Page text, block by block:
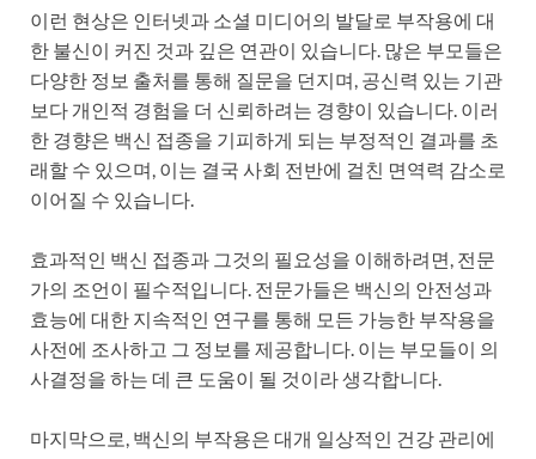
이런 현상은 인터넷과 소셜 미디어의 발달로 부작용에 대
한 불신이 커진 것과 깊은 연관이 있습니다. 많은 부모들은
다양한 정보 출처를 통해 질문을 던지며, 공신력 있는 기관
보다 개인적 경험을 더 신뢰하려는 경향이 있습니다. 이러
한 경향은 백신 접종을 기피하게 되는 부정적인 결과를 초
래할 수 있으며, 이는 결국 사회 전반에 걸친 면역력 감소로
이어질 수 있습니다.
효과적인 백신 접종과 그것의 필요성을 이해하려면, 전문
가의 조언이 필수적입니다. 전문가들은 백신의 안전성과
효능에 대한 지속적인 연구를 통해 모든 가능한 부작용을
사전에 조사하고 그 정보를 제공합니다. 이는 부모들이 의
사결정을 하는 데 큰 도움이 될 것이라 생각합니다.
마지막으로, 백신의 부작용은 대개 일상적인 건강 관리에